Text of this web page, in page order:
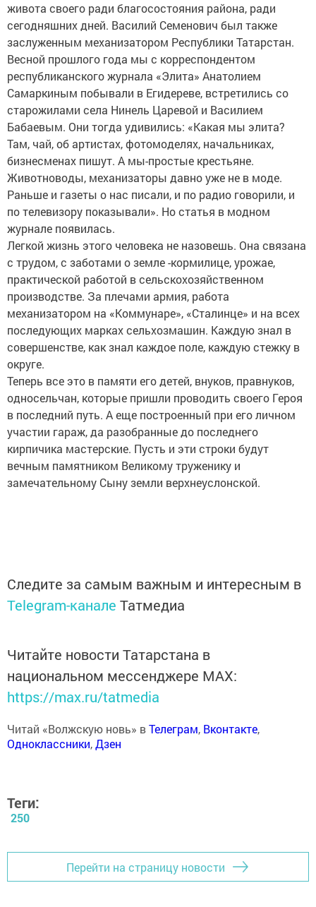
живота своего ради благосостояния района, ради
сегодняшних дней. Василий Семенович был также
заслуженным механизатором Республики Татарстан.
Весной прошлого года мы с корреспондентом
республиканского журнала «Элита» Анатолием
Самаркиным побывали в Егидереве, встретились со
старожилами села Нинель Царевой и Василием
Бабаевым. Они тогда удивились: «Какая мы элита?
Там, чай, об артистах, фотомоделях, начальниках,
бизнесменах пишут. А мы-простые крестьяне.
Животноводы, механизаторы давно уже не в моде.
Раньше и газеты о нас писали, и по радио говорили, и
по телевизору показывали». Но статья в модном
журнале появилась.
Легкой жизнь этого человека не назовешь. Она связана
с трудом, с заботами о земле -кормилице, урожае,
практической работой в сельскохозяйственном
производстве. За плечами армия, работа
механизатором на «Коммунаре», «Сталинце» и на всех
последующих марках сельхозмашин. Каждую знал в
совершенстве, как знал каждое поле, каждую стежку в
округе.
Теперь все это в памяти его детей, внуков, правнуков,
односельчан, которые пришли проводить своего Героя
в последний путь. А еще построенный при его личном
участии гараж, да разобранные до последнего
кирпичика мастерские. Пусть и эти строки будут
вечным памятником Великому труженику и
замечательному Сыну земли верхнеуслонской.
Следите за самым важным и интересным в
Telegram-канале Татмедиа
Читайте новости Татарстана в
национальном мессенджере MАХ:
https://max.ru/tatmedia
Читай «Волжскую новь» вТелеграм, Вконтакте,
Одноклассники,Дзен
Теги:
250
Перейти на страницу новости